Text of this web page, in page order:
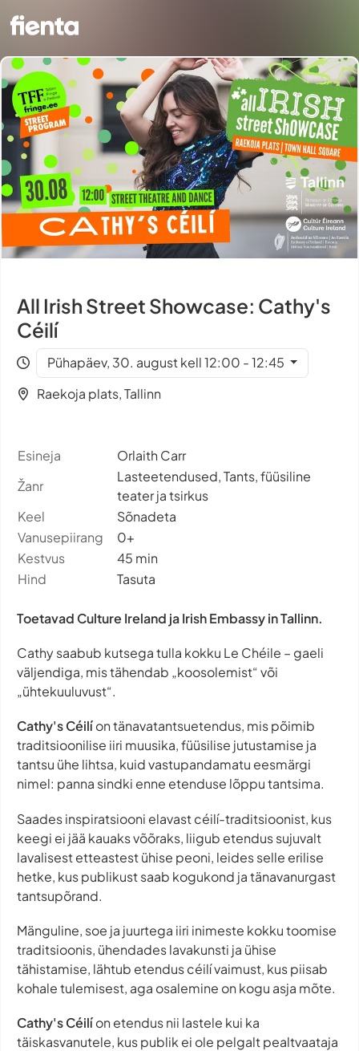
All Irish Street Showcase: Cathy's
Céilí
Pühapäev, 30. august kell 12:00 - 12:45
Raekoja plats, Tallinn
Esineja
Orlaith Carr
Žanr
Lasteetendused, Tants, füüsiline
teater ja tsirkus
Keel
Sõnadeta
Vanusepiirang
0+
Kestvus
45 min
Hind
Tasuta
Toetavad Culture Ireland ja Irish Embassy in Tallinn.
Cathy saabub kutsega tulla kokku Le Chéile – gaeli
väljendiga, mis tähendab „koosolemist“ või
„ühtekuuluvust“.
Cathy's Céilíon tänavatantsuetendus, mis põimib
traditsioonilise iiri muusika, füüsilise jutustamise ja
tantsu ühe lihtsa, kuid vastupandamatu eesmärgi
nimel: panna sindki enne etenduse lõppu tantsima.
Saades inspiratsiooni elavast céilí-traditsioonist, kus
keegi ei jää kauaks võõraks, liigub etendus sujuvalt
lavalisest etteastest ühise peoni, leides selle erilise
hetke, kus publikust saab kogukond ja tänavanurgast
tantsupõrand.
Mänguline, soe ja juurtega iiri inimeste kokku toomise
traditsioonis, ühendades lavakunsti ja ühise
tähistamise, lähtub etendus céilí vaimust, kus piisab
kohale tulemisest, aga osalemine on kogu asja mõte.
Cathy's Céilíon etendus nii lastele kui ka
täiskasvanutele, kus publik ei ole pelgalt pealtvaataja